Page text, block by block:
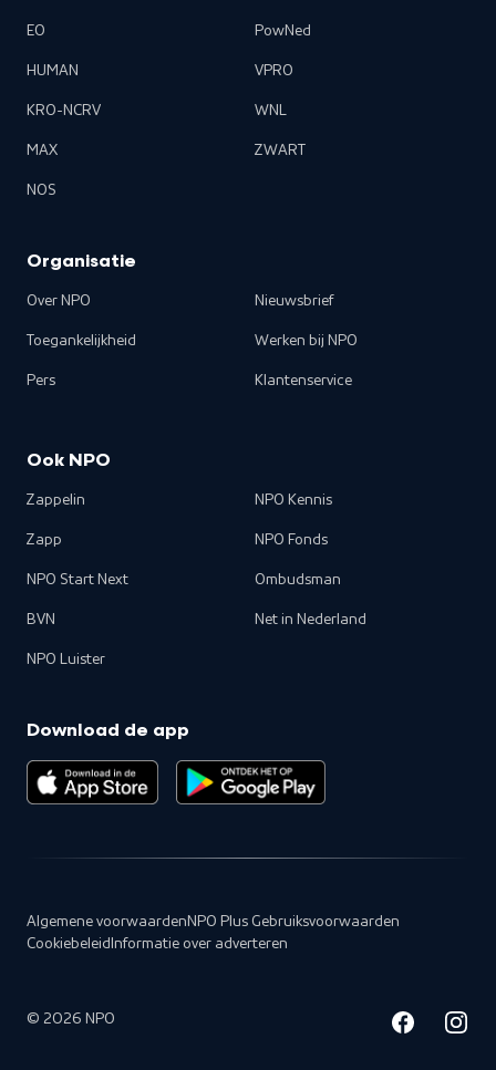
EO
HUMAN
KRO-NCRV
MAX
NOS
PowNed
VPRO
WNL
ZWART
Organisatie
Over NPO
Toegankelijkheid
Pers
Nieuwsbrief
Werken bij NPO
Klantenservice
Ook NPO
Zappelin
Zapp
NPO Start Next
BVN
NPO Luister
NPO Kennis
NPO Fonds
Ombudsman
Net in Nederland
Download de app
Algemene voorwaarden NPO Plus Gebruiksvoorwaarden
Cookiebeleid Informatie over adverteren
© 2026 NPO